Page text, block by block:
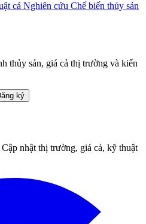
cá Nghiên cứu Chế biến thủy sản
thủy sản, giá cả thị trường và kiến
ký
nhật thị trường, giá cả, kỹ thuật